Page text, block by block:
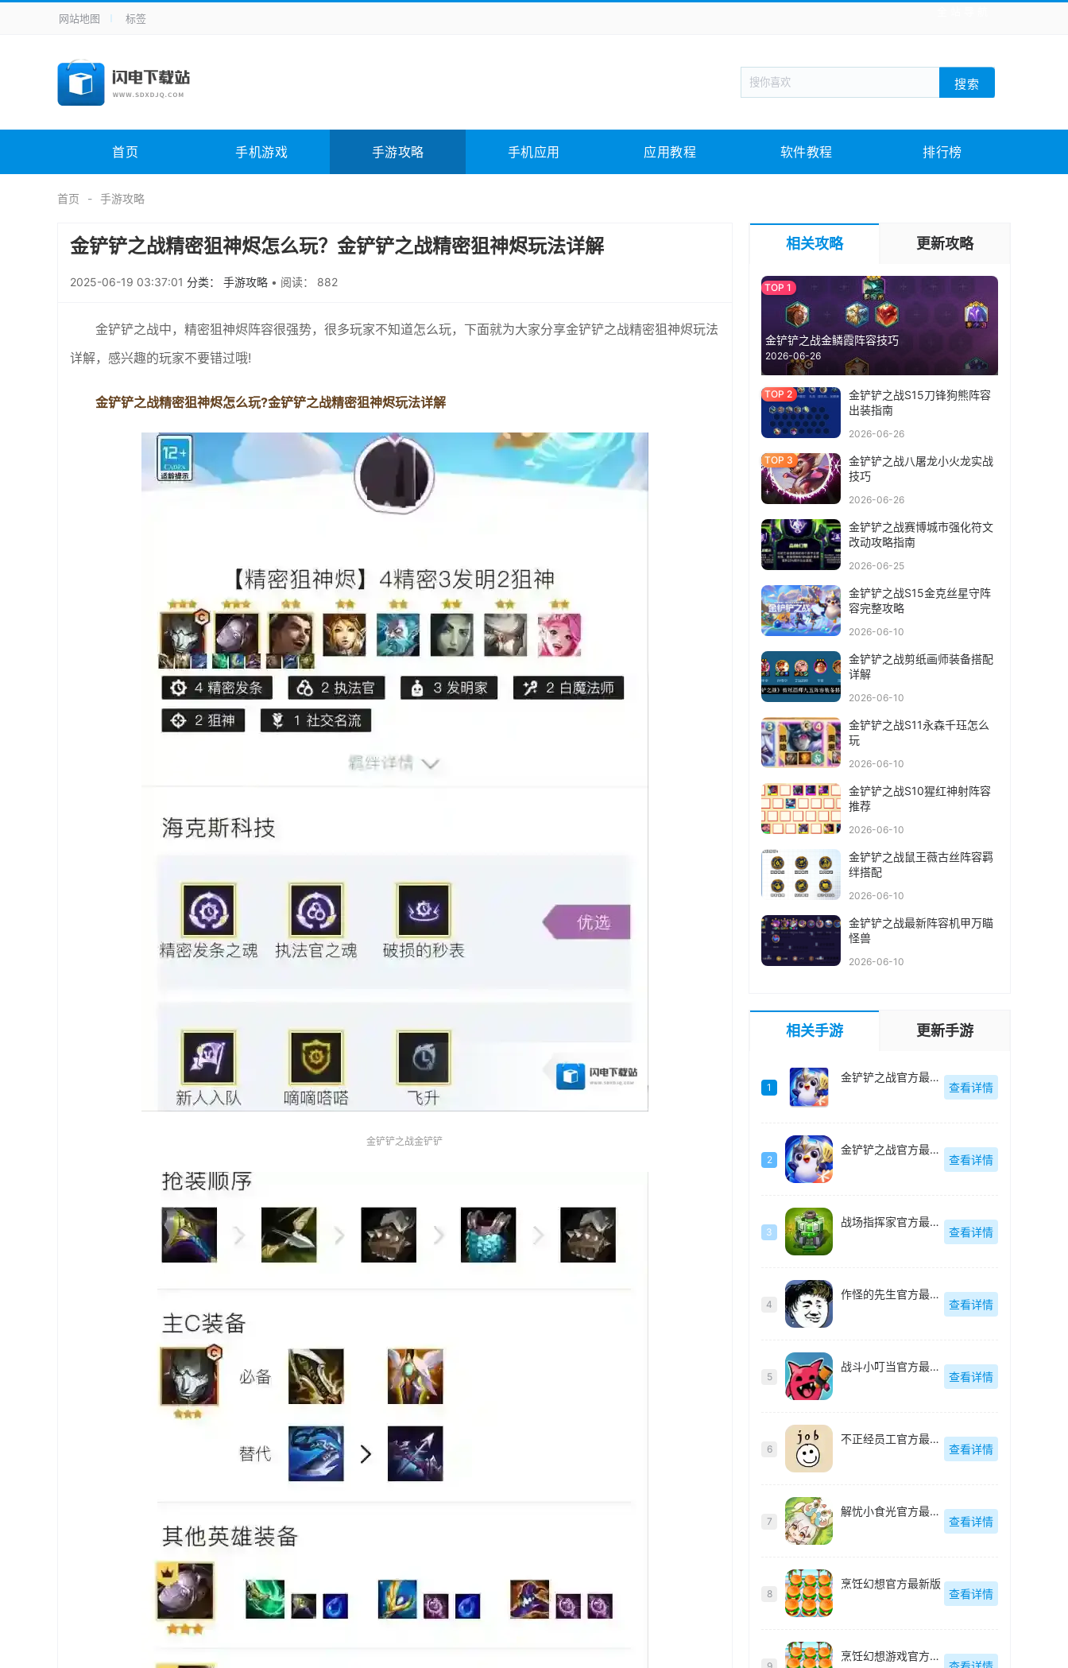
手机应用 新闻阅读 旅游出行 生活实用
手机游戏 H5游戏 回合网游 战棋游戏 枪战射击
电脑软件 其它类别 图形软件 安全相关 应用软件 影音软件 插件下载 教育教学 游戏娱乐 系统软件 素材下载
未分类 综合其它
网站地图 标签
搜索
首页 手机游戏 手游攻略 手机应用 应用教程 软件教程 排行榜
首页 手游攻略
金铲铲之战精密狙神烬怎么玩？金铲铲之战精密狙神烬玩法详解
2025-06-19 03:37:01 分类： 手游攻略 • 阅读： 882
金铲铲之战中，精密狙神烬阵容很强势，很多玩家不知道怎么玩，下面就为大家分享金铲铲之战精密狙神烬玩法
详解，感兴趣的玩家不要错过哦!
金铲铲之战精密狙神烬怎么玩?金铲铲之战精密狙神烬玩法详解
金铲铲之战金铲铲
相关攻略 更新攻略
金铲铲之战金鳞霞阵容技巧
2026-06-26
金铲铲之战S15刀锋狗熊阵容
出装指南
2026-06-26
金铲铲之战八屠龙小火龙实战
技巧
2026-06-26
金铲铲之战赛博城市强化符文
改动攻略指南
2026-06-25
金铲铲之战S15金克丝星守阵
容完整攻略
2026-06-10
金铲铲之战剪纸画师装备搭配
详解
2026-06-10
金铲铲之战S11永森千珏怎么
玩
2026-06-10
金铲铲之战S10猩红神射阵容
推荐
2026-06-10
金铲铲之战鼠王薇古丝阵容羁
绊搭配
2026-06-10
金铲铲之战最新阵容机甲万瞄
怪兽
2026-06-10
相关手游 更新手游
1
金铲铲之战官方最新版
查看详情
2
金铲铲之战官方最新版
查看详情
3
战场指挥家官方最新版
查看详情
4
作怪的先生官方最新版
查看详情
5
战斗小叮当官方最新版
查看详情
6
不正经员工官方最新版
查看详情
7
解忧小食光官方最新版
查看详情
8
烹饪幻想官方最新版
查看详情
烹饪幻想游戏官方最新版